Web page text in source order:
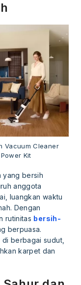
Vacuum Cleaner
Kit
yang bersih
anggota
luangkan waktu
Dengan
rutinitas bersih-
berpuasa.
berbagai sudut,
karpet dan